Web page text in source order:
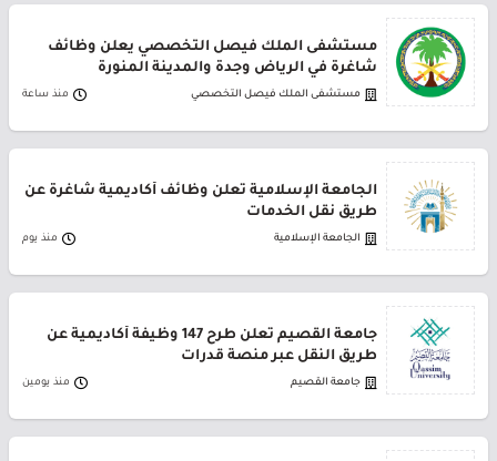
مستشفى الملك فيصل التخصصي يعلن وظائف
شاغرة في الرياض وجدة والمدينة المنورة
مستشفى الملك فيصل التخصصي منذ ساعة
الجامعة الإسلامية تعلن وظائف أكاديمية شاغرة عن
طريق نقل الخدمات
الجامعة الإسلامية منذ يوم
جامعة القصيم تعلن طرح 147 وظيفة أكاديمية عن
طريق النقل عبر منصة قدرات
جامعة القصيم منذ يومين